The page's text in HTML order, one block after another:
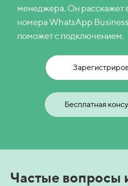
менеджера. Он расскажет
номера WhatsApp
поможет с подключением.
Бесплатная
Частые вопросы